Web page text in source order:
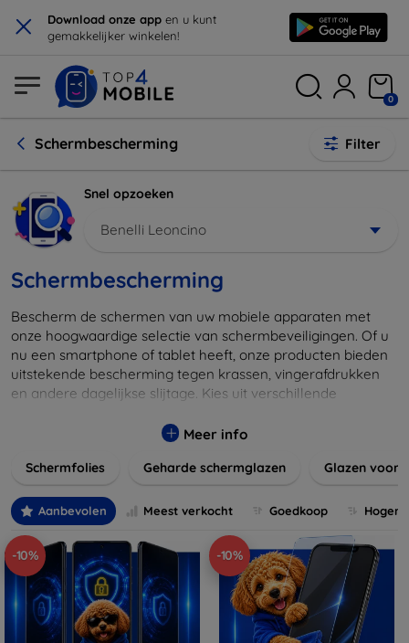
× Download onze app en u kunt
gemakkelijker winkelen!
0
Schermbescherming Filter
Snel opzoeken
Benelli Leoncino
Schermbescherming
Bescherm de schermen van uw mobiele apparaten met
onze hoogwaardige selectie van schermbeveiligingen. Of u
nu een smartphone of tablet heeft, onze producten bieden
uitstekende bescherming tegen krassen, vingerafdrukken
en andere dagelijkse slijtage. Kies uit verschillende
passen bij uw apparaat en uw kijkervaring verbeteren
beïnvloeden. Verleng de levensduur van uw toestel en
duurzame en betaalbare schermbeschermers. Ontdek
vandaag nog onze brede collectie en vind de perfecte
bescherming voor uw apparaat!
Meer info
Schermfolies Geharde schermglazen Glazen voor
Aanbevolen Meest verkocht Goedkoop
-10% -10%